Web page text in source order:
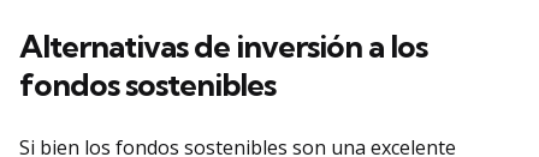
Alternativas de inversión a los
fondos sostenibles
Si bien los fondos sostenibles son una excelente